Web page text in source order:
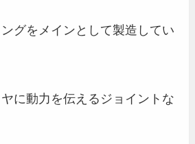
グをメインとして製造してい
に動力を伝えるジョイントな